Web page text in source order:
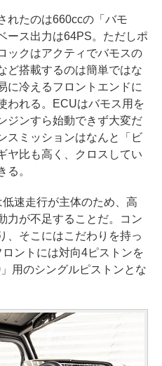
れたのは660ccの「バモ
ース出力は64PS。ただしポ
ックはアクティでバモスの
ど搭載するのは簡単ではな
に冷えるフロントエンドに
われる。ECUはバモス用を
ジンすら始動できず大変だ
スミッションはなんと「ビ
ヤ比も高く、クロスしてい
る。
速走行が主体のため、高
力が不足することだ。コン
、そこにはこだわりを持っ
ントには対向4ピストンを
用のシングルピストンとな